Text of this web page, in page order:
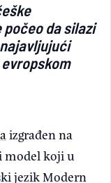
počeo da silazi
izgrađen na
model koji u
jezik Modern